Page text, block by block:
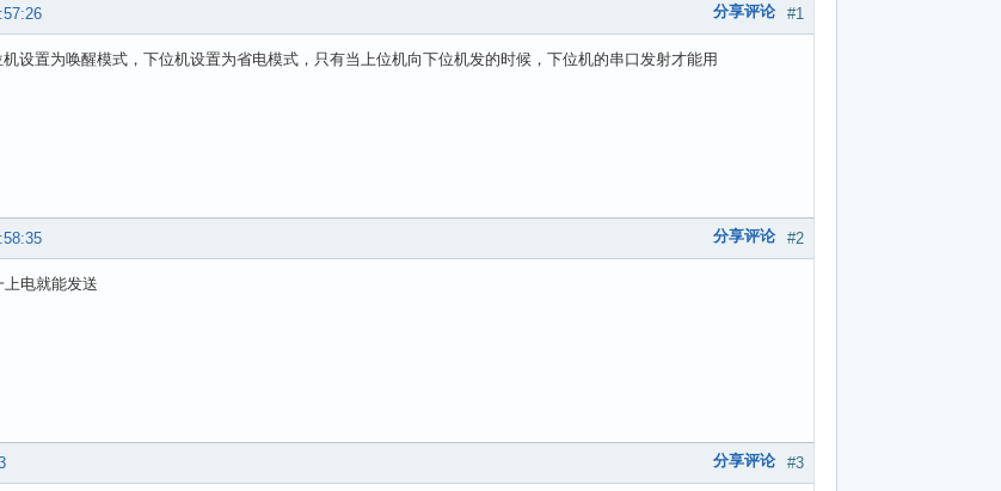
#1
分享评论
机设置为唤醒模式，下位机设置为省电模式，只有当上位机向下位机发的时候，下位机的串口发射才能用
#2
分享评论
电就能发送
#3
分享评论